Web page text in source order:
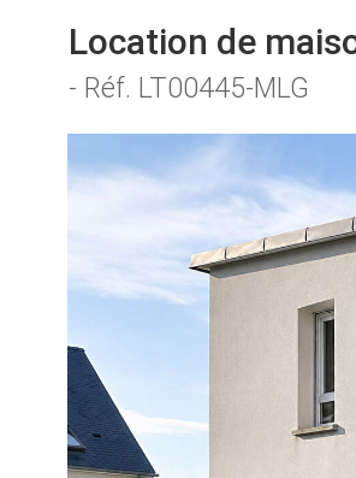
Location de
- Réf. LT00445-MLG